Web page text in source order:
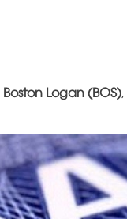
Boston Logan (BOS),